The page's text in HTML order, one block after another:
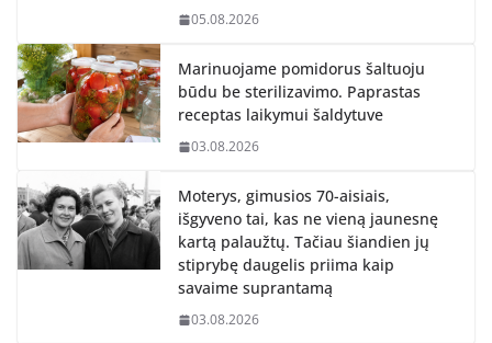
05.08.2026
Marinuojame pomidorus šaltuoju
būdu be sterilizavimo. Paprastas
receptas laikymui šaldytuve
03.08.2026
Moterys, gimusios 70-aisiais,
išgyveno tai, kas ne vieną jaunesnę
kartą palaužtų. Tačiau šiandien jų
stiprybę daugelis priima kaip
savaime suprantamą
03.08.2026